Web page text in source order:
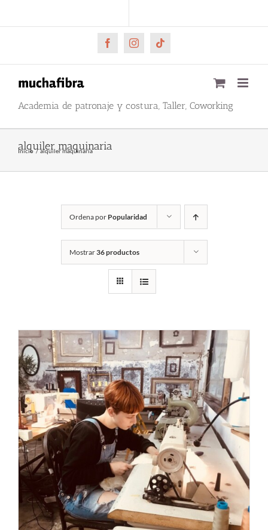
al
FacebookInstagramTiktok
Academia de patronaje y costura, Taller, Coworking
alquiler maquinaria
Inicio alquiler maquinaria
Ordena por Popularidad
Mostrar36 productos